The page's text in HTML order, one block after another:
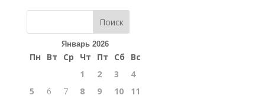
Поиск
Январь 2026
Пн Вт Ср Чт Пт Сб
Вс
1
2 3
4
5
6 7 8 9 10
11